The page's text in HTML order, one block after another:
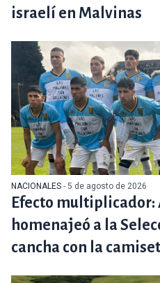
israelí en Malvinas
NACIONALES - 5 de agosto de 2026
Efecto
homenajeó a la
cancha con la